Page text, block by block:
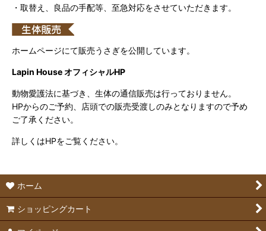
・取替え、良品の手配等、至急対応をさせていただきます。
ホームページにて販売うさぎを公開しています。
Lapin House オフィシャルHP
動物愛護法に基づき、生体の通信販売は行っておりません。
HPからのご予約、店頭での販売受渡しのみとなりますので予め
ご了承ください。
詳しくはHPをご覧ください。
ホーム
ショッピングカート